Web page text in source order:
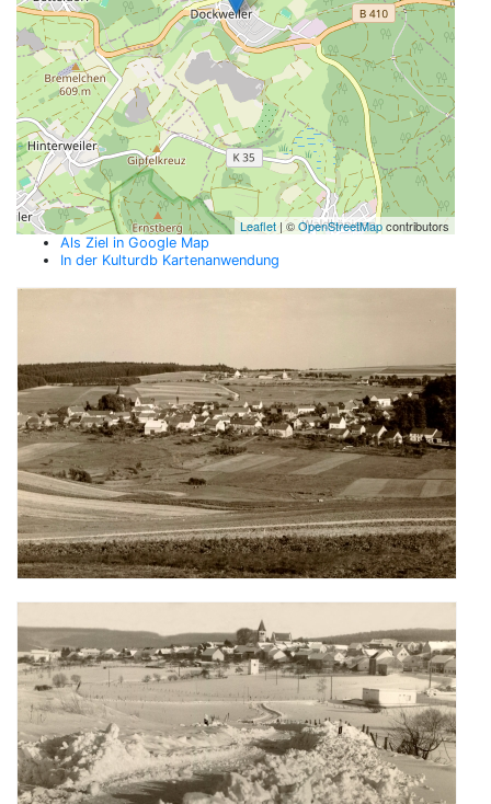
Leaflet| ©OpenStreetMapcontributors
Als Ziel in Google Map
In der Kulturdb Kartenanwendung